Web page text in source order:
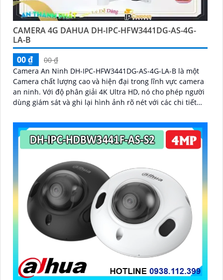
CAMERA 4G DAHUA DH-IPC-HFW3441DG-AS-4G-
LA-B
00 ₫
00 ₫
Camera An Ninh DH-IPC-HFW3441DG-AS-4G-LA-B là một
Camera chất lượng cao và hiện đại trong lĩnh vực camera
an ninh. Với độ phân giải 4K Ultra HD, nó cho phép người
dùng giám sát và ghi lại hình ảnh rõ nét với các chi tiết